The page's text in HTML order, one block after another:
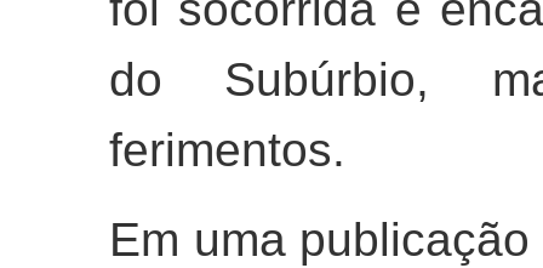
do Subúrbio,
ferimentos.
Em uma